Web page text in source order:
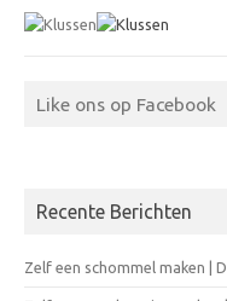
Like ons op Facebook
Recente Berichten
Zelf een schommel maken |